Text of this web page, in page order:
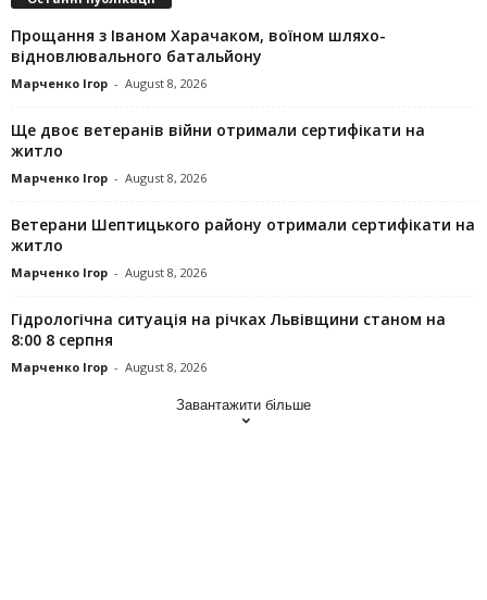
Прощання з Іваном Харачаком, воїном шляхо-
відновлювального батальйону
Марченко Ігор - August 8, 2026
Ще двоє ветеранів війни отримали сертифікати на
житло
Марченко Ігор - August 8, 2026
Ветерани Шептицького району отримали сертифікати на
житло
Марченко Ігор - August 8, 2026
Гідрологічна ситуація на річках Львівщини станом на
8:00 8 серпня
Марченко Ігор - August 8, 2026
Завантажити більше